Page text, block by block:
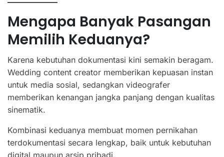
Mengapa Banyak Pasangan
Memilih Keduanya?
Karena kebutuhan dokumentasi kini semakin beragam.
Wedding content creator memberikan kepuasan instan
untuk media sosial, sedangkan videografer
memberikan kenangan jangka panjang dengan kualitas
sinematik.
Kombinasi keduanya membuat momen pernikahan
terdokumentasi secara lengkap, baik untuk kebutuhan
digital maupun arsip pribadi.